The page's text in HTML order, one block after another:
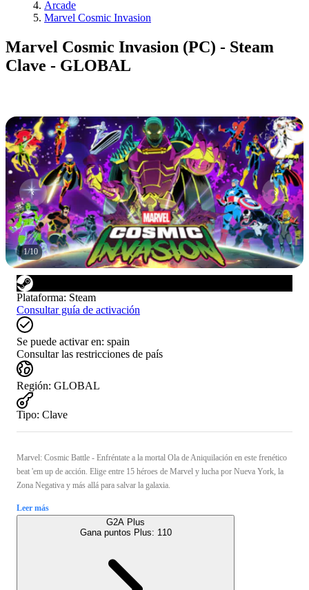
Arcade
Marvel Cosmic Invasion
Marvel Cosmic Invasion (PC) - Steam
Clave - GLOBAL
1/10
Plataforma: Steam
Consultar guía de activación
Se puede activar en: spain
Consultar las restricciones de país
Región: GLOBAL
Tipo: Clave
Marvel: Cosmic Battle - Enfréntate a la mortal Ola de Aniquilación en este frenético
beat 'em up de acción. Elige entre 15 héroes de Marvel y lucha por Nueva York, la
Zona Negativa y más allá para salvar la galaxia.
Leer más
G2A Plus
Gana puntos Plus: 110